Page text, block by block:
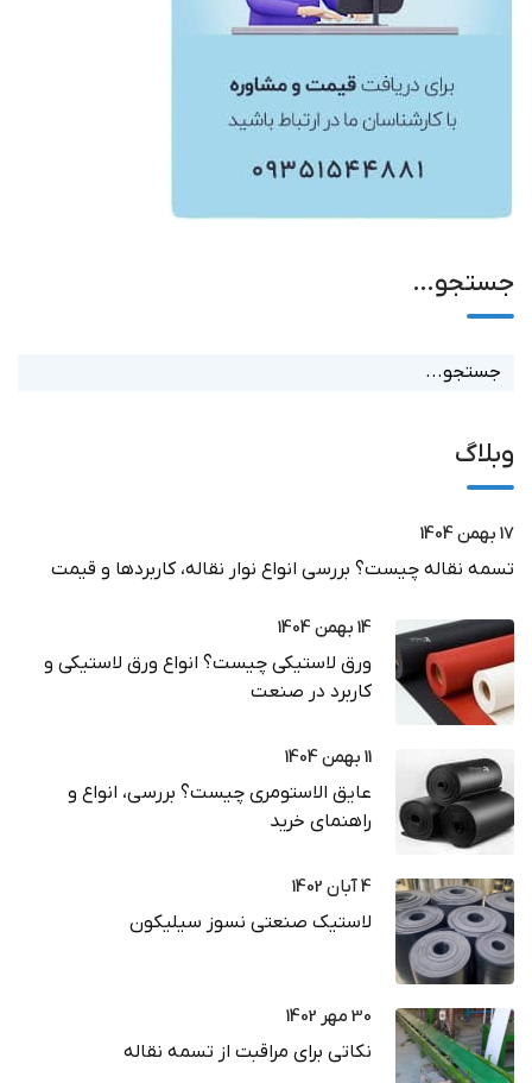
جستجو…
وبلاگ
17 بهمن 1404
تسمه نقاله چیست؟ بررسی انواع نوار نقاله، کاربردها و قیمت
14 بهمن 1404
ورق لاستیکی چیست؟ انواع ورق لاستیکی و
کاربرد در صنعت
11 بهمن 1404
عایق الاستومری چیست؟ بررسی، انواع و
راهنمای خرید
4 آبان 1402
لاستیک صنعتی نسوز سیلیکون
30 مهر 1402
نکاتی برای مراقبت از تسمه نقاله